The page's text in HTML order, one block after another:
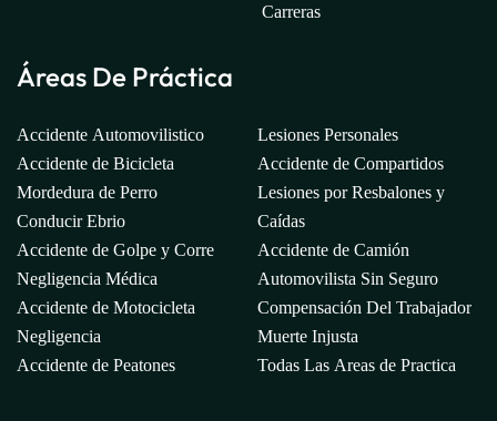
Carreras
Áreas De Práctica
Accidente Automovilistico
Accidente de Bicicleta
Mordedura de Perro
Conducir Ebrio
Accidente de Golpe y Corre
Negligencia Médica
Accidente de Motocicleta
Negligencia
Accidente de Peatones
Lesiones Personales
Accidente de Compartidos
Lesiones por Resbalones y
Caídas
Accidente de Camión
Automovilista Sin Seguro
Compensación Del Trabajador
Muerte Injusta
Todas Las Areas de Practica